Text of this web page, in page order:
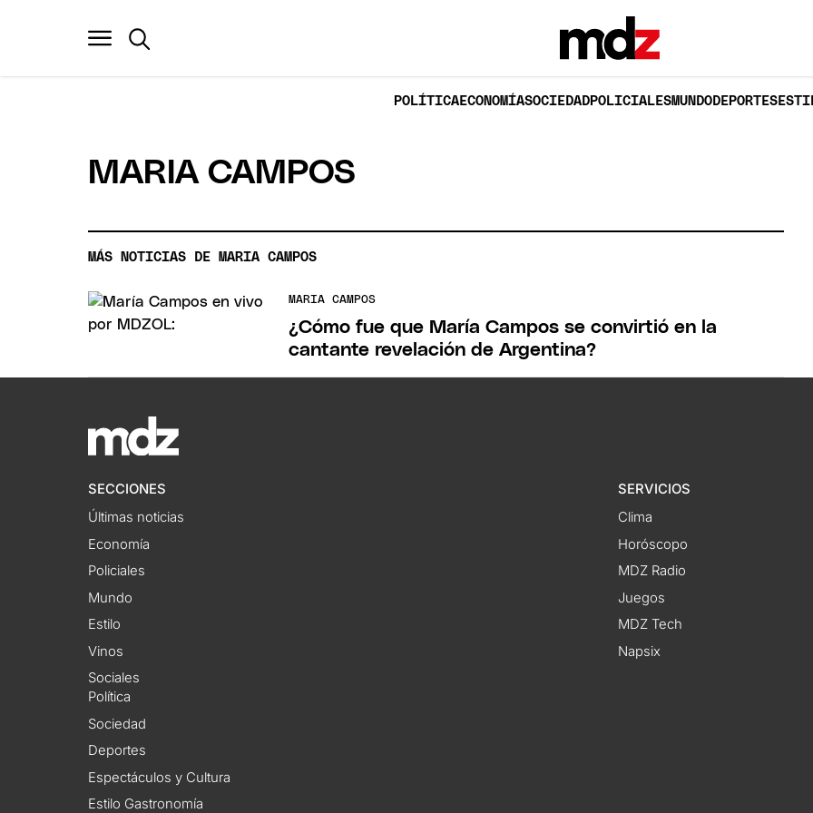
POLÍTICAECONOMÍASOCIEDADPOLICIALESMUNDODEPORTES
MARIA CAMPOS
MÁS NOTICIAS DE MARIA CAMPOS
MARIA CAMPOS
¿Cómo fue que María Campos se convirtió en la
cantante revelación de Argentina?
SECCIONES
Últimas noticias
Economía
Policiales
Mundo
Estilo
Vinos
Sociales
Política
Sociedad
Deportes
Espectáculos y Cultura
Estilo Gastronomía
SERVICIOS
Clima
Horóscopo
MDZ Radio
Juegos
MDZ Tech
Napsix